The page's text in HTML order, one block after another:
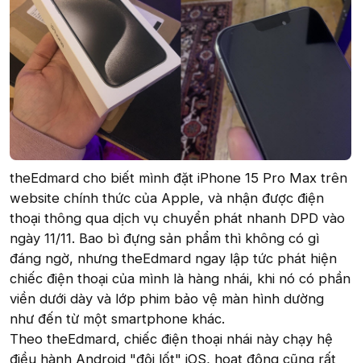
theEdmard cho biết mình đặt iPhone 15 Pro Max trên
website chính thức của Apple, và nhận được điện
thoại thông qua dịch vụ chuyển phát nhanh DPD vào
ngày 11/11. Bao bì đựng sản phẩm thì không có gì
đáng ngờ, nhưng theEdmard ngay lập tức phát hiện
chiếc điện thoại của mình là hàng nhái, khi nó có phần
viền dưới dày và lớp phim bảo vệ màn hình dường
như đến từ một smartphone khác.
Theo theEdmard, chiếc điện thoại nhái này chạy hệ
điều hành Android "đội lốt" iOS, hoạt động cũng rất